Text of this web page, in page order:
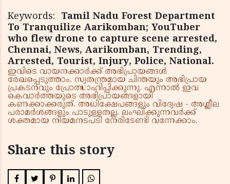
Keywords: Tamil Nadu Forest Department
To Tranquilize Aarikomban; YouTuber
who flew drone to capture scene arrested,
Chennai, News, Aarikomban, Trending,
Arrested, Tourist, Injury, Police, National.
ഇവിടെ വായനക്കാർക്ക് അഭിപ്രായങ്ങൾ
രേഖപ്പെടുത്താം. സ്വതന്ത്രമായ ചിന്തയും അഭിപ്രായ
പ്രകടനവും പ്രോത്സാഹിപ്പിക്കുന്നു. എന്നാൽ ഇവ
കെവാർത്തയുടെ അഭിപ്രായങ്ങളായി
കണക്കാക്കരുത്. അധിക്ഷേപങ്ങളും വിദ്വേഷ - അശ്ലീല
പരാമർശങ്ങളും പാടുള്ളതല്ല. ലംഘിക്കുന്നവർക്ക്
ശക്തമായ നിയമനടപടി നേരിടേണ്ടി വന്നേക്കാം.
Share this story